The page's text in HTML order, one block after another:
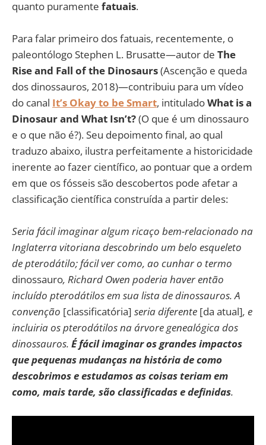
quanto puramente fatuais.
Para falar primeiro dos fatuais, recentemente, o
paleontólogo Stephen L. Brusatte—autor de The
Rise and Fall of the Dinosaurs(Ascenção e queda
dos dinossauros, 2018)—contribuiu para um vídeo
do canal It’s Okay to be Smart, intituladoWhat is a
Dinosaur and What Isn’t?(O que é um dinossauro
e o que não é?). Seu depoimento final, ao qual
traduzo abaixo, ilustra perfeitamente a historicidade
inerente ao fazer científico, ao pontuar que a ordem
em que os fósseis são descobertos pode afetar a
classificação científica construída a partir deles:
Seria fácil imaginar algum ricaço bem-relacionado na
Inglaterra vitoriana descobrindo um belo esqueleto
de pterodátilo; fácil ver como, ao cunhar o termo
dinossauro, Richard Owen poderia haver então
incluído pterodátilos em sua lista de dinossauros. A
convenção [classificatória] seria diferente [da atual], e
incluiria os pterodátilos na árvore genealógica dos
dinossauros. É fácil imaginar os grandes impactos
que pequenas mudanças na história de como
descobrimos e estudamos as coisas teriam em
como, mais tarde, são classificadas e definidas.